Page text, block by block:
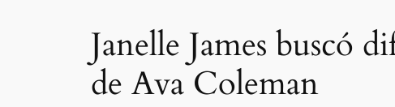
Janelle James buscó
de Ava Coleman